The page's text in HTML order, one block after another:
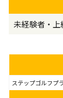
未経験者・
ステップゴルフプ